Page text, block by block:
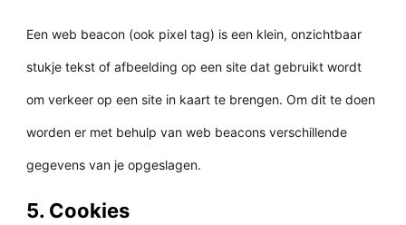
Een web beacon (ook pixel tag) is een klein, onzichtbaar
stukje tekst of afbeelding op een site dat gebruikt wordt
om verkeer op een site in kaart te brengen. Om dit te doen
worden er met behulp van web beacons verschillende
gegevens van je opgeslagen.
5. Cookies